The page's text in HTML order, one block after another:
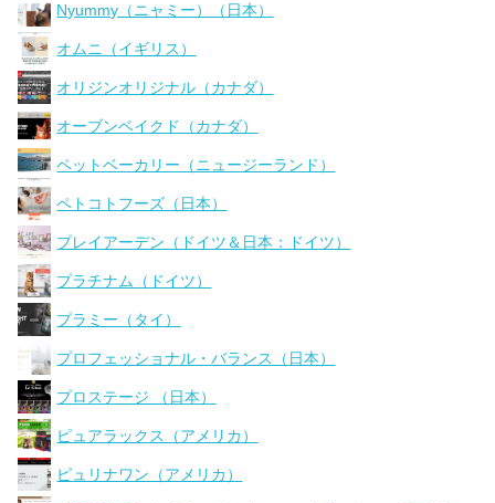
Nyummy（ニャミー）（日本）
オムニ（イギリス）
オリジンオリジナル（カナダ）
オーブンベイクド（カナダ）
ペットベーカリー（ニュージーランド）
ペトコトフーズ（日本）
プレイアーデン（ドイツ＆日本：ドイツ）
プラチナム（ドイツ）
プラミー（タイ）
プロフェッショナル・バランス（日本）
プロステージ （日本）
ピュアラックス（アメリカ）
ピュリナワン（アメリカ）